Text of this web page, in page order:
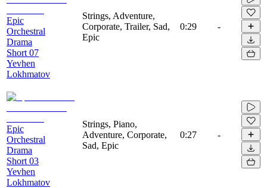
Epic
Orchestral
Drama
Short 07
Yevhen
Lokhmatov
Strings, Adventure,
Corporate, Trailer, Sad,
Epic
0:29 -
Epic
Orchestral
Drama
Short 03
Yevhen
Lokhmatov
Strings, Piano,
Adventure, Corporate,
Sad, Epic
0:27 -